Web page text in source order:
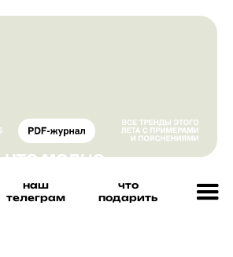
наш
телеграм
что
подарить